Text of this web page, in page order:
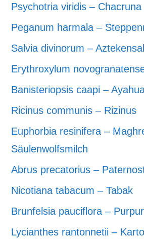
Psychotria viridis – Chacruna
Peganum harmala –
Salvia divinorum –
Erythroxylum
Banisteriopsis caapi –
Ricinus communis – Rizinus
Euphorbia resinifera –
Säulenwolfsmilch
Abrus precatorius –
Nicotiana tabacum – Tabak
Brunfelsia pauciflora –
Lycianthes rantonnetii –